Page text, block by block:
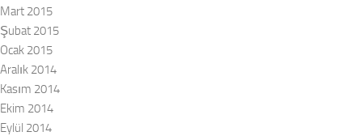
Mart 2015
Şubat 2015
Ocak 2015
Aralık 2014
Kasım 2014
Ekim 2014
Eylül 2014